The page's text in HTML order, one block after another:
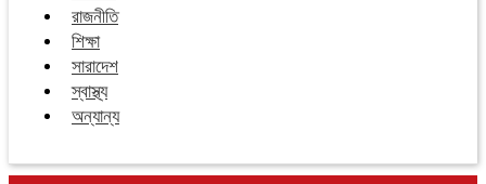
রাজনীতি
শিক্ষা
সারাদেশ
স্বাস্থ্য
অন্যান্য